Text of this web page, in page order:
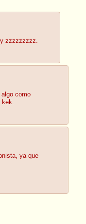
y zzzzzzzzz.
como
kek.
ya que